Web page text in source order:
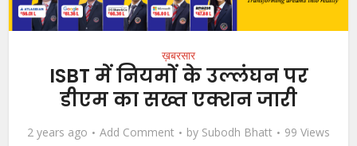
ख़बरसार
ISBT में नियमों के उल्लंघन पर
डीएम का सख्त एक्शन जारी
2 years ago Add Comment by Subodh Bhatt 99 Views